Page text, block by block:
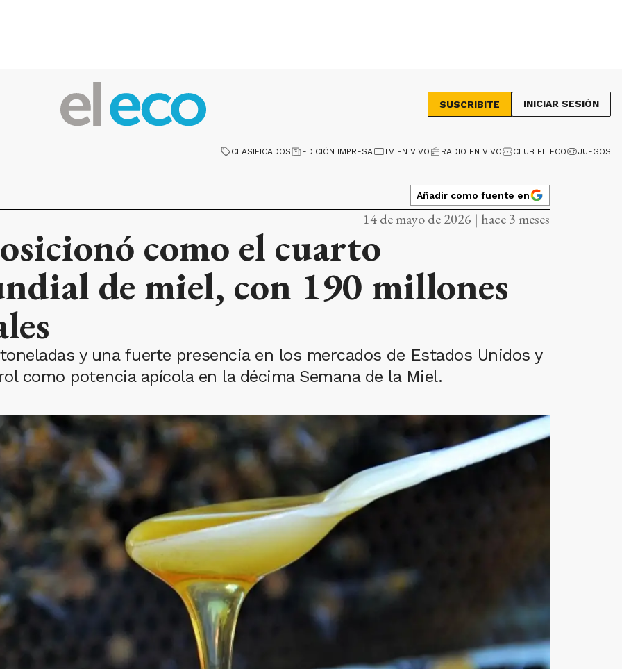
SUSCRIBITE INICIAR SESIÓN
CLASIFICADOS EDICIÓN IMPRESA TV EN VIVO RADIO EN VIVO CLUB EL ECO JUEGOS
Añadir como fuente en
14 de mayo de 2026 | hace 3 meses
como el cuarto
de miel, con 190 millones
y una fuerte presencia en los mercados de Estados Unidos y
como potencia apícola en la décima Semana de la Miel.